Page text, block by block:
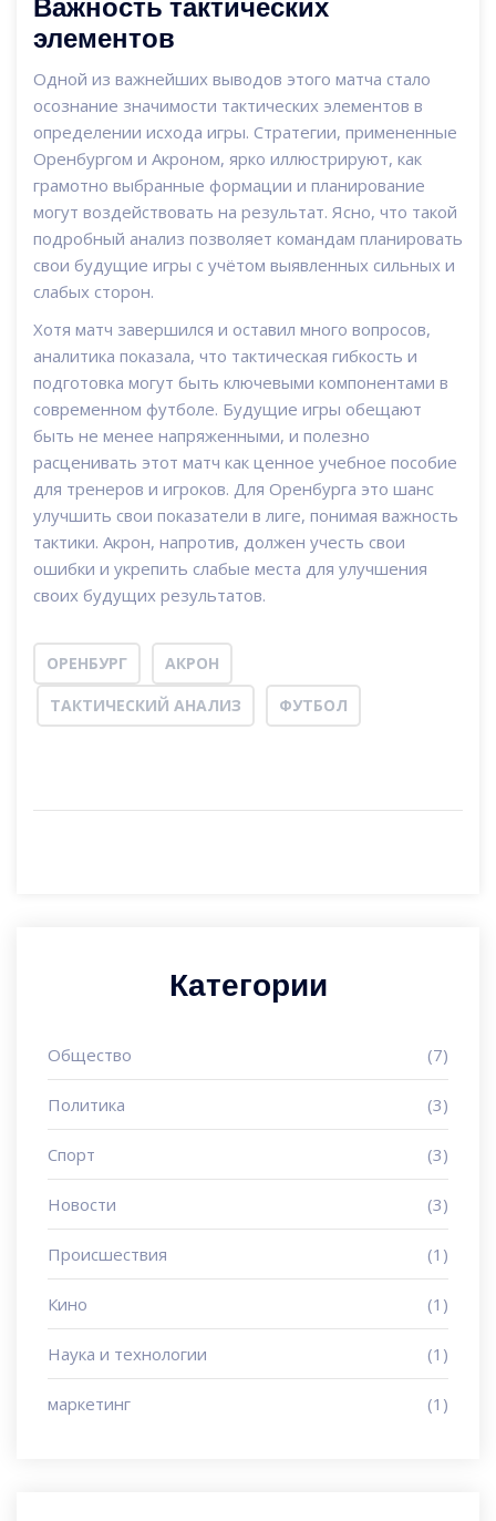
Важность тактических
элементов
Одной из важнейших выводов этого матча стало
осознание значимости тактических элементов в
определении исхода игры. Стратегии, примененные
Оренбургом и Акроном, ярко иллюстрируют, как
грамотно выбранные формации и планирование
могут воздействовать на результат. Ясно, что такой
подробный анализ позволяет командам планировать
свои будущие игры с учётом выявленных сильных и
слабых сторон.
Хотя матч завершился и оставил много вопросов,
аналитика показала, что тактическая гибкость и
подготовка могут быть ключевыми компонентами в
современном футболе. Будущие игры обещают
быть не менее напряженными, и полезно
расценивать этот матч как ценное учебное пособие
для тренеров и игроков. Для Оренбурга это шанс
улучшить свои показатели в лиге, понимая важность
тактики. Акрон, напротив, должен учесть свои
ошибки и укрепить слабые места для улучшения
своих будущих результатов.
ОРЕНБУРГ
АКРОН
ТАКТИЧЕСКИЙ АНАЛИЗ
ФУТБОЛ
Категории
Общество (7)
Политика (3)
Спорт (3)
Новости (3)
Происшествия (1)
Кино (1)
Наука и технологии (1)
маркетинг (1)